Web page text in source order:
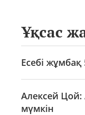
Ұқсас
Есебі жұмбақ
Алексей Цой:
мүмкін